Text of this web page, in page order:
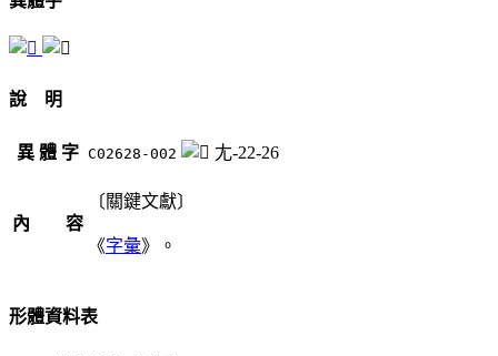
說 明
異 體 字 C02628-002 尢-22-26
內 容
〔關鍵文獻〕
《字彙》。
形體資料表